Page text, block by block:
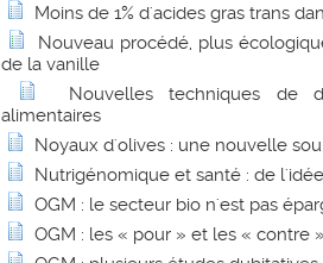
Moins de 1% d'acides gras trans
Nouveau procédé, plus
de la vanille
Nouvelles techniques de
alimentaires
Noyaux d'olives : une nouvelle
Nutrigénomique et santé : de
OGM : le secteur bio n'est pas
OGM : les « pour » et les « contre